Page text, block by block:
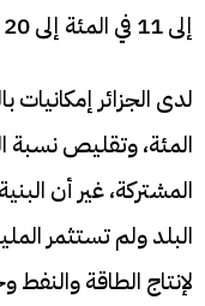
إلى 11 في المئة إلى 20 في المئة على الأقل.
المئة، وتقليص نسبة
المشتركة، غير أن
البلد ولم تستثمر
لإنتاج الطاقة